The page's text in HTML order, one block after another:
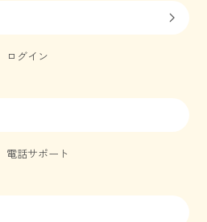
ログイン
電話サポート